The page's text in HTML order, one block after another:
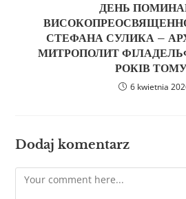
ДЕНЬ
СТЕФАНА СУЛИКА –
МИТРОПОЛИТ
РОКІВ
6 kwietnia
Dodaj komentarz